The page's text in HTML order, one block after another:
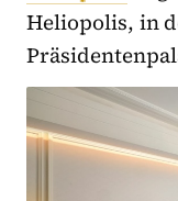
Heliopolis, in